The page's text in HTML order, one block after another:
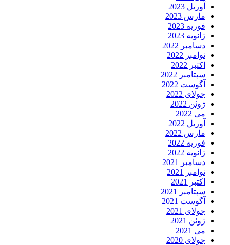
آوریل 2023
مارس 2023
فوریه 2023
ژانویه 2023
دسامبر 2022
نوامبر 2022
اکتبر 2022
سپتامبر 2022
آگوست 2022
جولای 2022
ژوئن 2022
می 2022
آوریل 2022
مارس 2022
فوریه 2022
ژانویه 2022
دسامبر 2021
نوامبر 2021
اکتبر 2021
سپتامبر 2021
آگوست 2021
جولای 2021
ژوئن 2021
می 2021
جولای 2020